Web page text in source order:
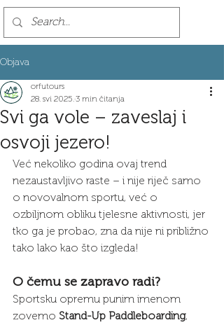
Objava
Svi ga vole – zaveslaj i
osvoji jezero!
orfutours
28. svi 2025.3 min čitanja
Već nekoliko godina ovaj trend
nezaustavljivo raste – i nije riječ samo
o novovalnom sportu, već o
ozbiljnom obliku tjelesne aktivnosti, jer
tko ga je probao, zna da nije ni približno
tako lako kao što izgleda!
O čemu se zapravo radi?
Sportsku opremu punim imenom
zovemo Stand-Up Paddleboarding,